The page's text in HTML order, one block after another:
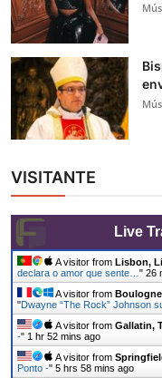
VISITANTE
Live
A visitor from Lisbon,
declara o amor que sente… " 26
A visitor from
"Dwayne “The Rock” Johnson
A visitor from Gallatin,
-" 1 hr 52 mins ago
A visitor from
Ponto -" 5 hrs 58 mins ago